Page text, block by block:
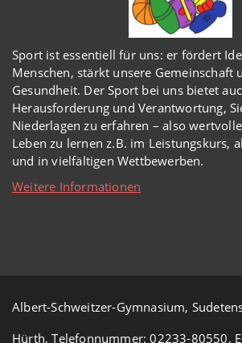
Sport ist essentiell für uns: er fördert
Menschen, stärkt unsere Gemeinschaft
Gesundheit. Der Sport bei uns bietet
Herausforderung und Verantwortung,
Niederlagen zu erfahren – also
Leben zu lernen z.B. im Leistungskurs,
und in vielfältigen Wettbewerben.
Weitere Informationen
Albert-Schweitzer-Gymnasium,
Hürth, Telefonnummer: 02233-80550,